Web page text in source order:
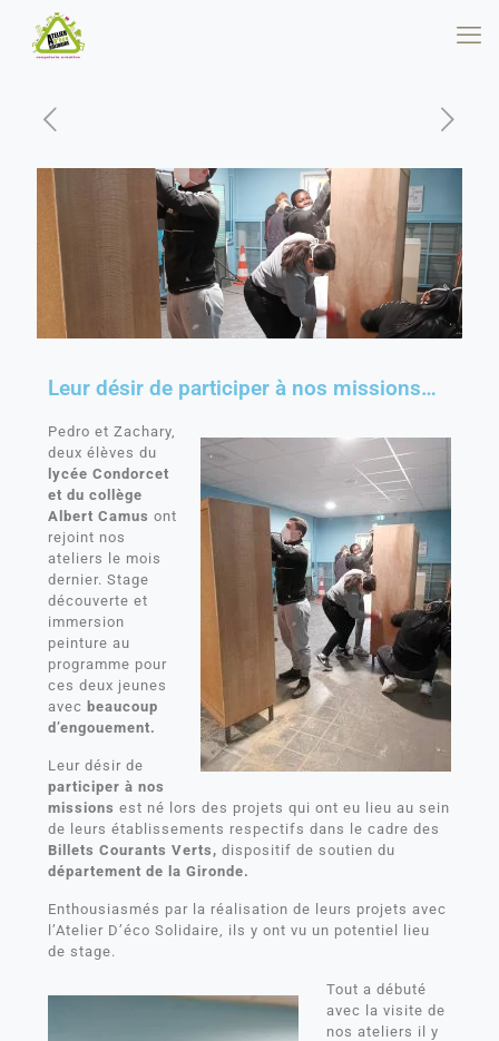
Leur désir de participer à nos missions…
Pedro et Zachary,
deux élèves du
lycée Condorcet
et du collège
Albert Camus ont
rejoint nos
ateliers le mois
dernier. Stage
découverte et
immersion
peinture au
programme pour
ces deux jeunes
avec beaucoup
d’engouement.
Leur désir de
participer à nos
missions est né lors des projets qui ont eu lieu au sein
de leurs établissements respectifs dans le cadre des
Billets Courants Verts, dispositif de soutien du
département de la Gironde.
Enthousiasmés par la réalisation de leurs projets avec
l’Atelier D’éco Solidaire, ils y ont vu un potentiel lieu
de stage.
Tout a débuté
avec la visite de
nos ateliers il y